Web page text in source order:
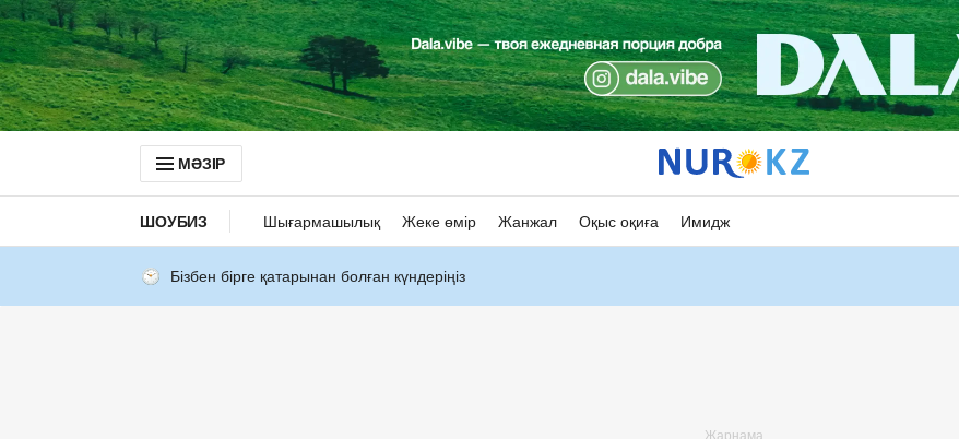
МӘЗІР
ШОУБИЗ Шығармашылық Жеке өмір Жанжал Оқыс оқиға Имидж
Бізбен бірге қатарынан болған күндеріңіз